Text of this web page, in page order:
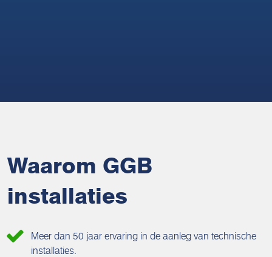
Waarom GGB
installaties
Meer dan 50 jaar ervaring in de aanleg van technische
installaties.